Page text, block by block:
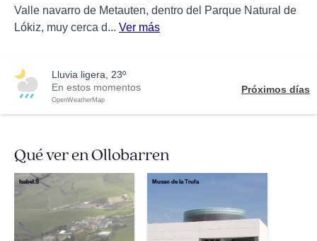
Valle navarro de Metauten, dentro del Parque Natural de
Lókiz, muy cerca d... Ver más
lluvia ligera, 23º
En estos momentos
OpenWeatherMap
Próximos días
Qué ver en Ollobarren
Isabel.S Museo de la Trufa